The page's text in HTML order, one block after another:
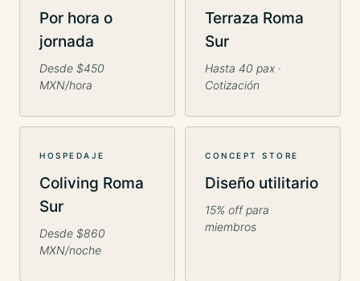
Por hora o
jornada
Desde $450
MXN/hora
Terraza Roma
Sur
Hasta 40 pax ·
Cotización
HOSPEDAJE
Coliving Roma
Sur
Desde $860
MXN/noche
CONCEPT STORE
Diseño utilitario
15% off para
miembros